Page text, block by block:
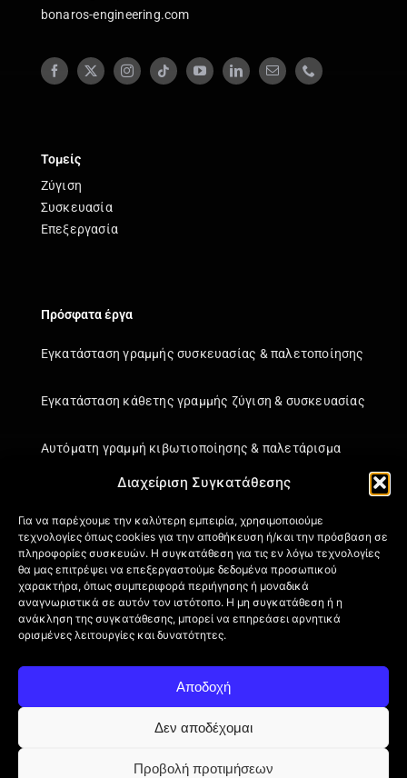
Διαχείριση Συγκατάθεσης
Για να παρέχουμε την καλύτερη εμπειρία, χρησιμοποιούμε
τεχνολογίες όπως cookies για την αποθήκευση ή/και την πρόσβαση σε
πληροφορίες συσκευών. Η συγκατάθεση για τις εν λόγω τεχνολογίες
θα μας επιτρέψει να επεξεργαστούμε δεδομένα προσωπικού
χαρακτήρα, όπως συμπεριφορά περιήγησης ή μοναδικά
αναγνωριστικά σε αυτόν τον ιστότοπο. Η μη συγκατάθεση ή η
ανάκληση της συγκατάθεσης, μπορεί να επηρεάσει αρνητικά
ορισμένες λειτουργίες και δυνατότητες.
Αποδοχή
Δεν αποδέχομαι
Προβολή προτιμήσεων
bonaros-engineering.com
Τομείς
Ζύγιση
Συσκευασία
Επεξεργασία
Πρόσφατα έργα
Εγκατάσταση γραμμής συσκευασίας & παλετοποίησης
Εγκατάσταση κάθετης γραμμής ζύγιση & συσκευασίας
Αυτόματη γραμμή κιβωτιοποίησης & παλετάρισμα
Πληροφορίες
Πιστοποιήσεις
Όροι Χρήσης
Πολιτική απορρήτου
Πολιτική Cookies (ΕΕ)